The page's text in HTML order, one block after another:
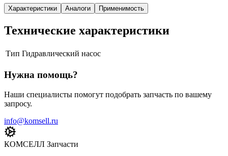
Характеристики Аналоги Применимость
Технические характеристики
Тип Гидравлический насос
Нужна помощь?
Наши специалисты помогут подобрать запчасть по вашему
запросу.
info@komsell.ru
КОМСЕЛЛ Запчасти